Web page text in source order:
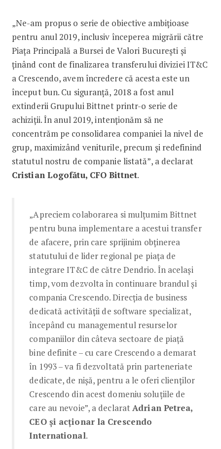
„Ne-am propus o serie de obiective ambițioase
pentru anul 2019, inclusiv începerea migrării către
Piața Principală a Bursei de Valori București și
ținând cont de finalizarea transferului diviziei IT&C
a Crescendo, avem încredere că acesta este un
început bun. Cu siguranță, 2018 a fost anul
extinderii Grupului Bittnet printr-o serie de
achiziții. În anul 2019, intenționăm să ne
concentrăm pe consolidarea companiei la nivel de
grup, maximizând veniturile, precum și redefinind
statutul nostru de companie listată”, a declarat
Cristian Logofătu, CFO Bittnet.
„Apreciem colaborarea si mulțumim Bittnet
pentru buna implementare a acestui transfer
de afacere, prin care sprijinim obținerea
statutului de lider regional pe piața de
integrare IT&C de către Dendrio. În același
timp, vom dezvolta în continuare brandul și
compania Crescendo. Direcția de business
dedicată activității de software specializat,
începând cu managementul resurselor
companiilor din câteva sectoare de piață
bine definite – cu care Crescendo a demarat
în 1993 – va fi dezvoltată prin parteneriate
dedicate, de nișă, pentru a le oferi clienților
Crescendo din acest domeniu soluțiile de
care au nevoie”, a declaratAdrian Petrea,
CEO și acționar la Crescendo
International.